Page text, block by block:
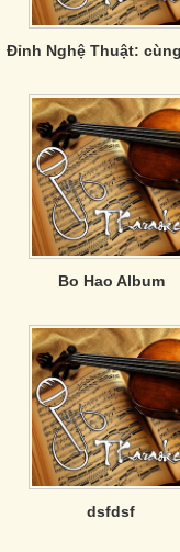
Bo Hao Album
dsfdsf